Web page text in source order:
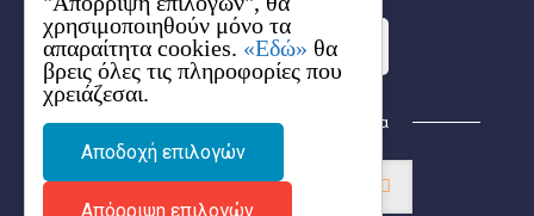
Στείλε τo ερώτημά σου
Βρείτε μας στα Κοινωνικά Δίκτυα
χρησιμοποιηθούν μόνο τα
απαραίτητα cookies. «Εδώ» θα
βρεις όλες τις πληροφορίες που
χρειάζεσαι.
Αποδοχή επιλογών
Απόρριψη επιλογών